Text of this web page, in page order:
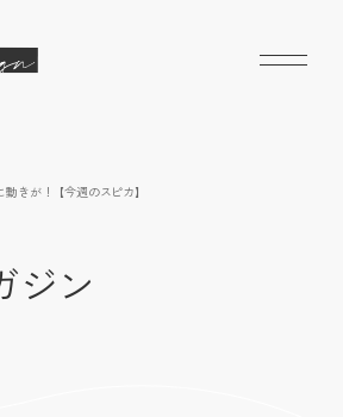
動きが！【今週のスピカ】
ジン